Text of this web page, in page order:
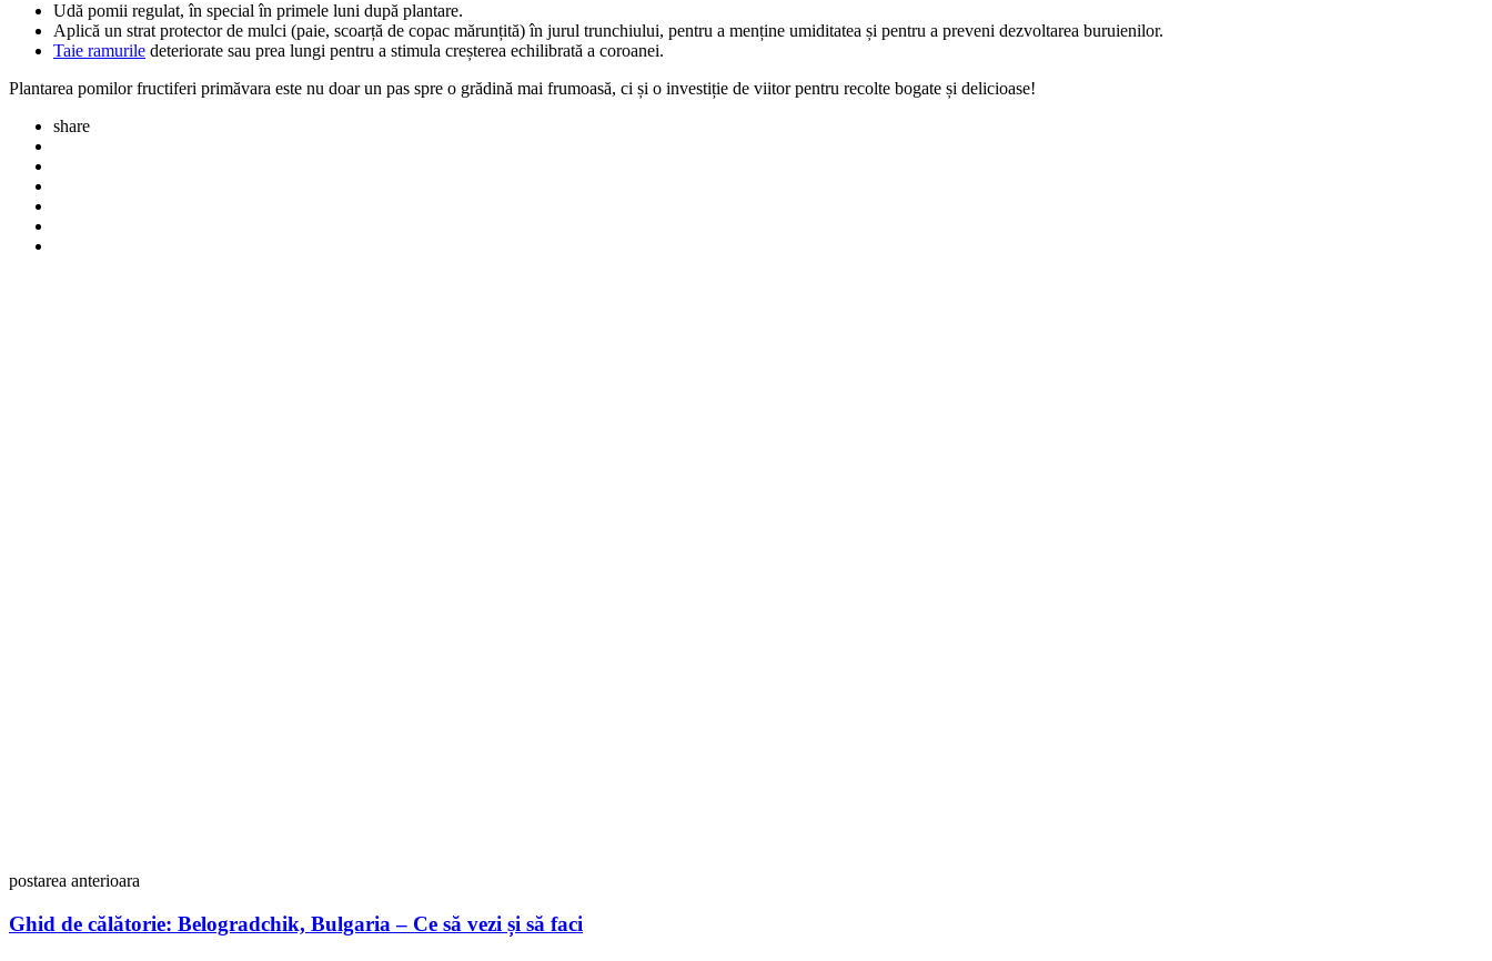
Udă pomii regulat, în special în primele luni după plantare.
Aplică un strat protector de mulci (paie, scoarță de copac mărunțită) în jurul trunchiului, pentru a menține umiditatea și pentru a preveni dezvoltarea buruienilor.
Taie ramurile deteriorate sau prea lungi pentru a stimula creșterea echilibrată a coroanei.
Plantarea pomilor fructiferi primăvara este nu doar un pas spre o grădină mai frumoasă, ci și o investiție de viitor pentru recolte bogate și delicioase!
share
postarea anterioara
Ghid de călătorie: Belogradchik, Bulgaria – Ce să vezi și să faci